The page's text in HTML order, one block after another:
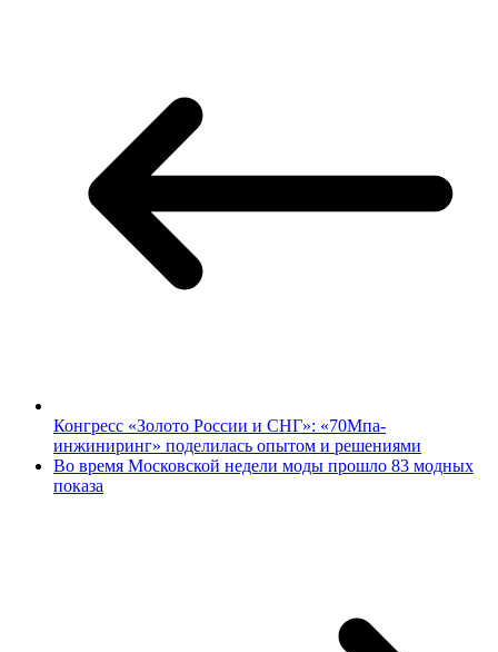
Конгресс «Золото России и СНГ»: «70Мпа-
инжиниринг» поделилась опытом и решениями
Во время Московской недели моды прошло 83 модных
показа